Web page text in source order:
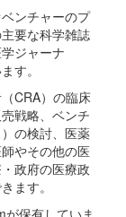
ンチャーのプ
要な科学雑誌
ジャーナ
す。
CRA）の臨床
戦略、ベンチ
の検討、医薬
やその他の医
政府の医療政
ます。